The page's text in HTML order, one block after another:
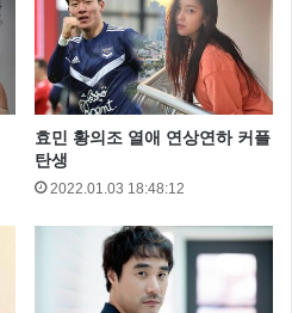
효민 황의조 열애 연상연하 커플
탄생
2022.01.03 18:48:12